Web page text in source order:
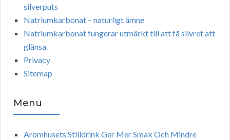
silverputs
Natriumkarbonat – naturligt ämne
Natriumkarbonat fungerar utmärkt till att få silvret att
glänsa
Privacy
Sitemap
Menu
Aromhusets Stilldrink Ger Mer Smak Och Mindre